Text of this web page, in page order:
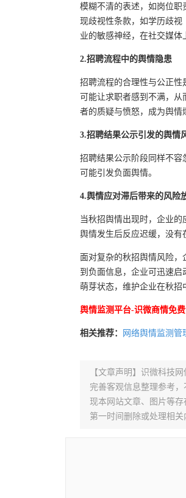
模糊不清的表述，如岗位职
现歧视性条款，如学历歧视
业的敏感神经，在社交媒体
2.招聘流程中的舆情隐患
招聘流程的合理性与公正
可能让求职者感到不满，从
者的质疑与愤怒，成为舆情
3.招聘结果公示引发的舆情
招聘结果公示阶段同样不
可能引发负面舆情。
4.舆情应对滞后带来的风险
当秋招舆情出现时，企业
舆情发生后反应迟缓，没有
面对复杂的秋招舆情风险，
到负面信息，企业可迅速
萌芽状态，维护企业在秋招
舆情监测平台-识微商情免
相关推荐： 网络舆情监测管
【文章声明】识微科技
完善客观信息整理参考
现本网站文章、图片等存
第一时间删除或处理相关